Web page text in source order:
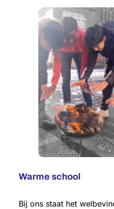
Warme school
Bij ons staat het